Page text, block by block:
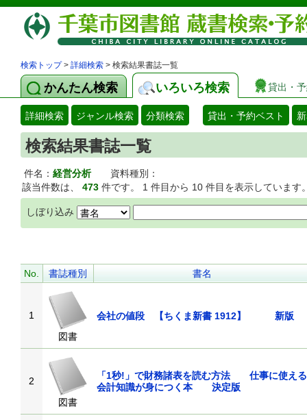
検索トップ> 詳細検索 > 検索結果書誌一覧
かんたん検索 いろいろ検索 貸出・
詳細検索 ジャンル検索 分類検索 貸出・予約ベスト
検索結果書誌一覧
件名： 経営分析 資料種別：
該当件数は、 473 件です。 1 件目から 10 件目を表示しています
しぼり込み
No. 書誌種別 書名
1
図書
会社の値段 【ちくま新書 1912】 新版
2
図書
「1秒!」で財務諸表を読む方法 仕事に使える
会計知識が身につく本 決定版